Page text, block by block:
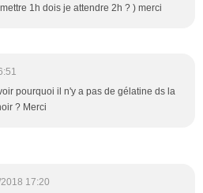
1h dois je attendre 2h ? ) merci
pourquoi il n'y a pas de gélatine ds la
? Merci
17:20